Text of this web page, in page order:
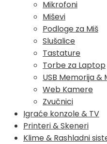
Mikrofoni
Miševi
Podloge za Miš
Slušalice
Tastature
Torbe za Laptop
USB Memorija
Web Kamere
Zvučnici
Igraće konzole & TV
Printeri & Skeneri
Klime & Rashladni